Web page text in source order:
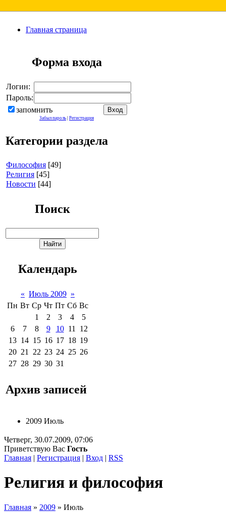
Главная страница
Форма входа
Логин:
Пароль:
запомнить
Забыл пароль Регистрация
Категории раздела
Философия [49]
Религия [45]
Новости [44]
Поиск
Календарь
« Июль 2009 »
Пн Вт Ср Чт Пт Сб Вс
1
2 3 4
5
6
7 8 9 10 11
12
13 14 15 16 17 18 19
20 21 22 23 24 25 26
27 28 29 30 31
Архив записей
2009 Июль
Четверг, 30.07.2009, 07:06
Приветствую Вас Гость
Главная | Регистрация | Вход | RSS
Религия и философия
Главная » 2009 » Июль